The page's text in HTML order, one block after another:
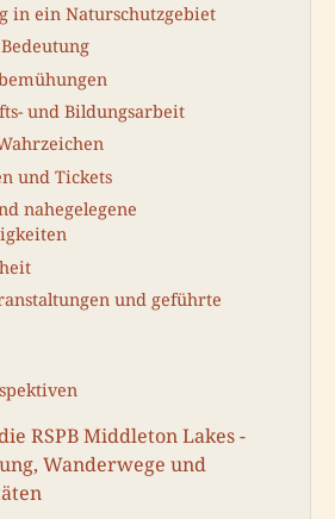
in ein Naturschutzgebiet
und Bildungsarbeit
und Tickets
nahegelegene
und geführte
RSPB Middleton Lakes -
Wanderwege und